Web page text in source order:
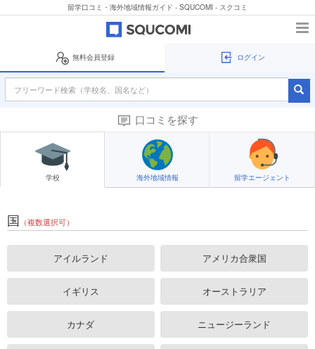
留学口コミ・海外地域情報ガイド - SQUCOMI - スクコミ
無料会員登録 ログイン
口コミを探す
学校 海外地域情報 留学エージェント
国 （複数選択可）
アイルランド アメリカ合衆国
イギリス オーストラリア
カナダ ニュージーランド